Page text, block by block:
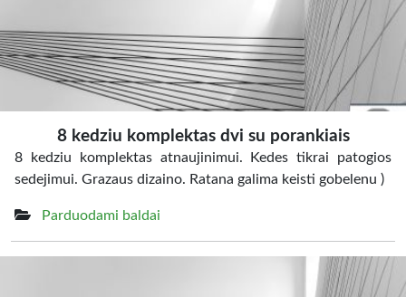
8 kedziu komplektas dvi su porankiais
8 kedziu komplektas atnaujinimui. Kedes tikrai patogios
sedejimui. Grazaus dizaino. Ratana galima keisti gobelenu )
Parduodami baldai